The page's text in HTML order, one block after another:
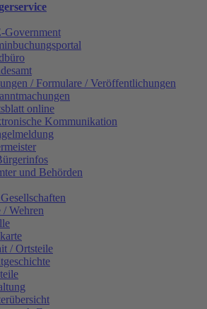
Government
/ Formulare / Veröffentlichungen
online
Kommunikation
und Behörden
/ Wehren
/ Ortsteile